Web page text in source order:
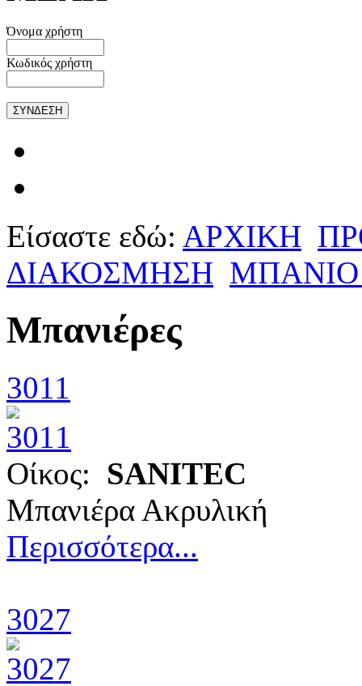
Όνομα χρήστη
Κωδικός χρήστη
Είσαστε εδώ: ΑΡΧΙΚΗ
ΔΙΑΚΟΣΜΗΣΗ ΜΠΑΝΙΟ
Μπανιέρες
3011
Οίκος: SANITEC
Μπανιέρα Ακρυλική
Περισσότερα...
3027